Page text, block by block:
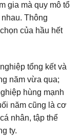
gia mà quy mô tổ
Thông
của hầu hết
tổng kết và
năm vừa qua;
hùng mạnh
năm cũng là cơ
nhân, tập thể
ty.